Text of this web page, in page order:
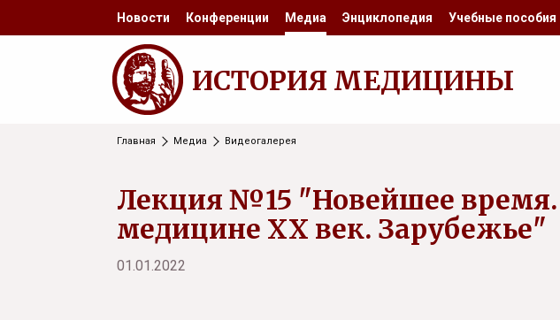
Новости Конференции Медиа Энциклопедия Учебные пособия
ИСТОРИЯ МЕДИЦИНЫ
Главная Медиа Видеогалерея
Лекция №15 "Новейшее время.
медицине ХХ век. Зарубежье"
01.01.2022